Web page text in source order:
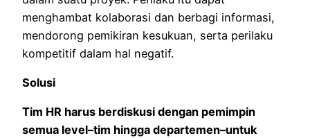
menghambat kolaborasi dan berbagi informasi,
mendorong pemikiran kesukuan, serta perilaku
kompetitif dalam hal negatif.
Solusi
Tim HR harus berdiskusi dengan pemimpin
semua level–tim hingga departemen–untuk